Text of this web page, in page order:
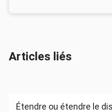
Articles liés
Étendre ou étendre le